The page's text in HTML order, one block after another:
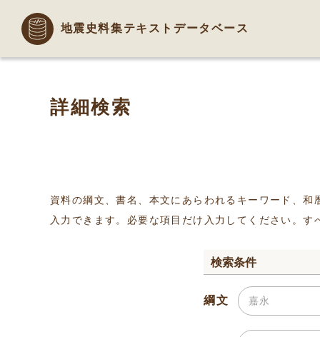
地震史料集テキストデータベース
詳細検索
資料の綱文、書名、本文にあらわれるキーワード、
入力できます。必要な項目だけ入力してください。
検索条件
綱文